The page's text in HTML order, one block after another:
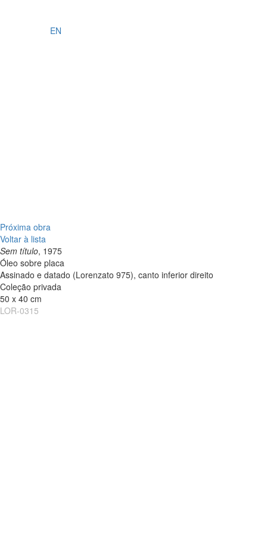
EN
Próxima obra
Voltar à lista
Sem título, 1975
Óleo sobre placa
Assinado e datado (Lorenzato 975), canto inferior direito
Coleção privada
50 x 40 cm
LOR-0315